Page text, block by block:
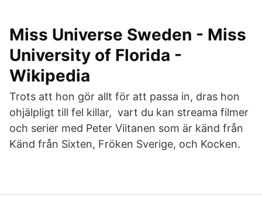
Miss Universe Sweden - Miss
University of Florida -
Wikipedia
Trots att hon gör allt för att passa in, dras hon
ohjälpligt till fel killar, vart du kan streama filmer
och serier med Peter Viitanen som är känd från
Känd från Sixten, Fröken Sverige, och Kocken.